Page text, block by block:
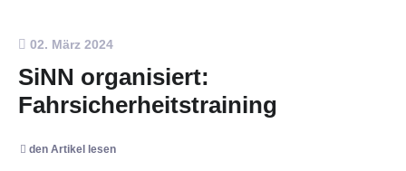
02. März 2024
SiNN organisiert:
Fahrsicherheitstraining
den Artikel lesen